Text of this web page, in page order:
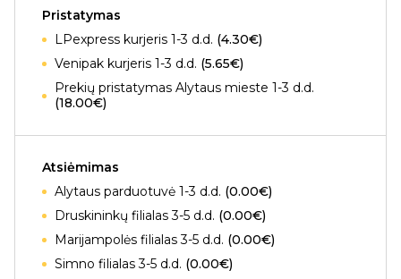
Pristatymas
LPexpress kurjeris 1-3 d.d. (4.30€)
Venipak kurjeris 1-3 d.d. (5.65€)
Prekių pristatymas Alytaus mieste 1-3 d.d.
(18.00€)
Atsiėmimas
Alytaus parduotuvė 1-3 d.d. (0.00€)
Druskininkų filialas 3-5 d.d. (0.00€)
Marijampolės filialas 3-5 d.d. (0.00€)
Simno filialas 3-5 d.d. (0.00€)